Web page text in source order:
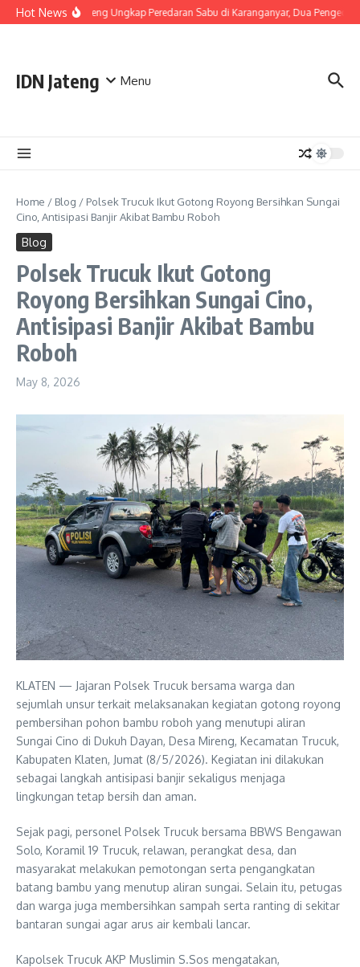
Skip to content
Hot NewsPolda Jateng Ungkap Peredaran Sabu di Karanganyar, Dua Pengedar
IDN Jateng Menu
Home / Blog / Polsek Trucuk Ikut Gotong Royong Bersihkan Sungai
Cino, Antisipasi Banjir Akibat Bambu Roboh
Blog
Polsek Trucuk Ikut Gotong
Royong Bersihkan Sungai Cino,
Antisipasi Banjir Akibat Bambu
Roboh
May 8, 2026
KLATEN — Jajaran Polsek Trucuk bersama warga dan
sejumlah unsur terkait melaksanakan kegiatan gotong royong
pembersihan pohon bambu roboh yang menutupi aliran
Sungai Cino di Dukuh Dayan, Desa Mireng, Kecamatan Trucuk,
Kabupaten Klaten, Jumat (8/5/2026). Kegiatan ini dilakukan
sebagai langkah antisipasi banjir sekaligus menjaga
lingkungan tetap bersih dan aman.
Sejak pagi, personel Polsek Trucuk bersama BBWS Bengawan
Solo, Koramil 19 Trucuk, relawan, perangkat desa, dan
masyarakat melakukan pemotongan serta pengangkatan
batang bambu yang menutup aliran sungai. Selain itu, petugas
dan warga juga membersihkan sampah serta ranting di sekitar
bantaran sungai agar arus air kembali lancar.
Kapolsek Trucuk AKP Muslimin S.Sos mengatakan,